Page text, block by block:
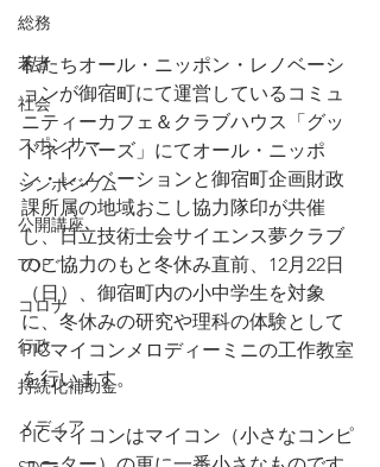
総務
若者
社会
スポンサー
シンポジウム
公開講座
TOP
コロナ
行政
持続化補助金
メディア
私たちオール・ニッポン・レノベーシ
ョンが御宿町にて運営しているコミュ
ニティーカフェ＆クラブハウス「グッ
ドネイバーズ」にてオール・ニッポ
ン・レノベーションと御宿町企画財政
課所属の地域おこし協力隊印が共催
し、日立技術士会サイエンス夢クラブ
のご協力のもと冬休み直前、12月22日
（日）、御宿町内の小中学生を対象
に、冬休みの研究や理科の体験として
PICマイコンメロディーミニの工作教室
を行います。
PICマイコンはマイコン（小さなコンピ